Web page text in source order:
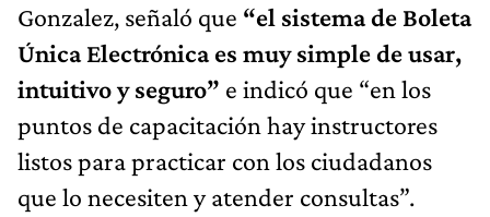
Gonzalez, señaló que “el sistema de Boleta
Única Electrónica es muy simple de usar,
intuitivo y seguro” e indicó que “en los
puntos de capacitación hay instructores
listos para practicar con los ciudadanos
que lo necesiten y atender consultas”.